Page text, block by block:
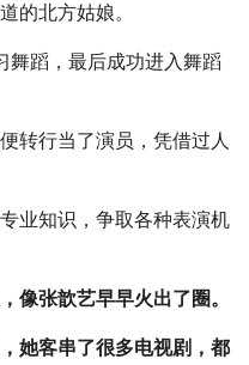
的北方姑娘。
舞蹈，最后成功进入舞蹈
转行当了演员，凭借过人
业知识，争取各种表演机
像张歆艺早早火出了圈。
她客串了很多电视剧，都